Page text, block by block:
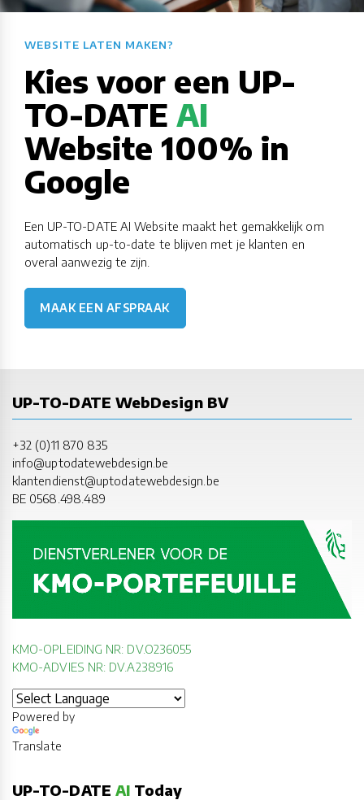
WEBSITE LATEN MAKEN?​​​​​​​​​​​​​​
Kies voor een UP-
TO-DATE AI
Website 100% in
Google
Een UP-TO-DATE AI Website maakt het gemakkelijk om
automatisch up-to-date te blijven met je klanten en
overal aanwezig te zijn.
MAAK EEN AFSPRAAK
UP-TO-DATE WebDesign BV
+32 (0)11 870 835
info@uptodatewebdesign.be
klantendienst@uptodatewebdesign.be
BE 0568.498.489
KMO-OPLEIDING NR: DV.O236055
KMO-ADVIES NR: DV.A238916
Powered by
Translate
UP-TO-DATE AI Today